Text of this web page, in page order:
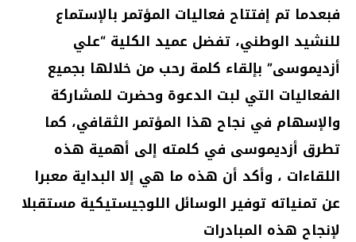
فبعدما تم إفتتاح فعاليات المؤتمر بالإستماع
للنشيد الوطني، تفضل عميد الكلية “علي
أزديموسى” بإلقاء كلمة رحب من خلالها بجميع
الفعاليات التي لبت الدعوة وحضرت للمشاركة
والإسهام في نجاح هذا المؤتمر الثقافي، كما
تطرق أزديموسى في كلمته إلى أهمية هذه
اللقاءات ، وأكد أن هذه ما هي إلا البداية معبرا
عن تمنياته توفير الوسائل اللوجيستيكية مستقبلا
لإنجاح هذه المبادرات